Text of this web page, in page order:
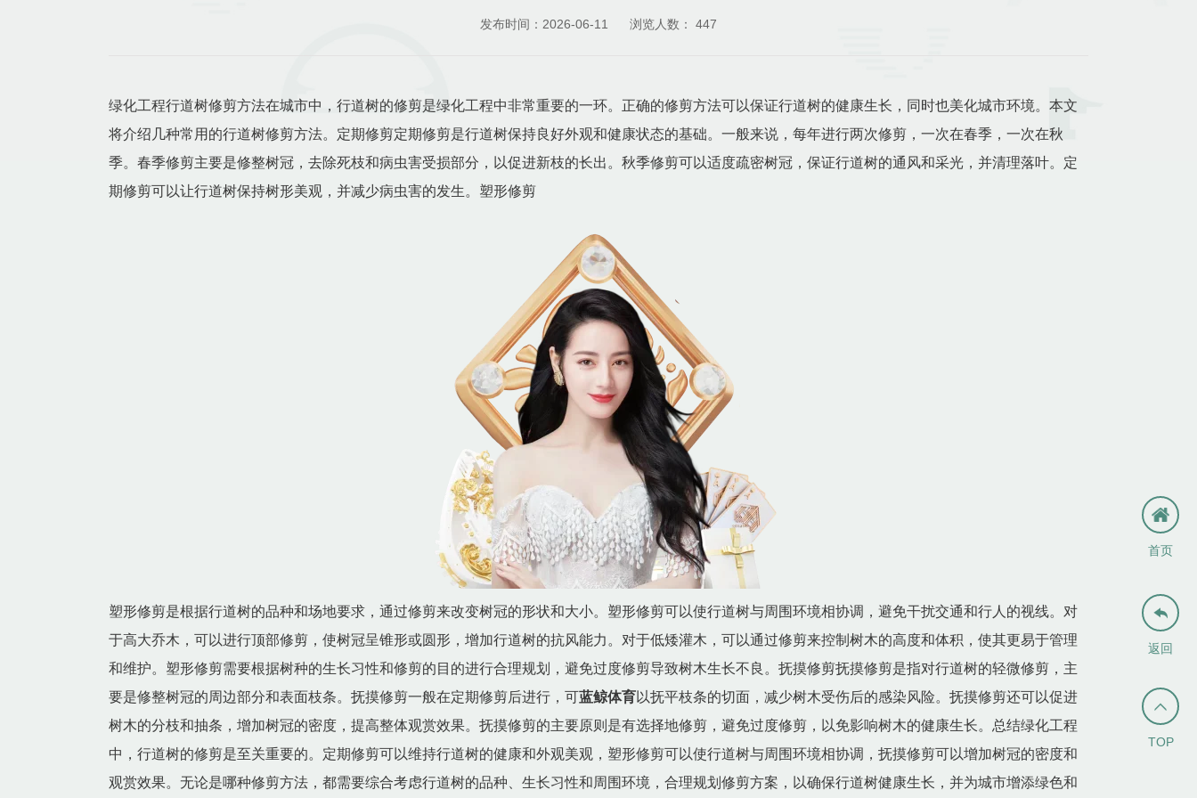
发布时间：2026-06-11 浏览人数： 447
绿化工程行道树修剪方法在城市中，行道树的修剪是绿化工程中非常重要的一环。正确的修剪方法可以保证行道树的健康生长，同时也美化城市环境。本文
将介绍几种常用的行道树修剪方法。定期修剪定期修剪是行道树保持良好外观和健康状态的基础。一般来说，每年进行两次修剪，一次在春季，一次在秋
季。春季修剪主要是修整树冠，去除死枝和病虫害受损部分，以促进新枝的长出。秋季修剪可以适度疏密树冠，保证行道树的通风和采光，并清理落叶。定
期修剪可以让行道树保持树形美观，并减少病虫害的发生。塑形修剪
塑形修剪是根据行道树的品种和场地要求，通过修剪来改变树冠的形状和大小。塑形修剪可以使行道树与周围环境相协调，避免干扰交通和行人的视线。对
于高大乔木，可以进行顶部修剪，使树冠呈锥形或圆形，增加行道树的抗风能力。对于低矮灌木，可以通过修剪来控制树木的高度和体积，使其更易于管理
和维护。塑形修剪需要根据树种的生长习性和修剪的目的进行合理规划，避免过度修剪导致树木生长不良。抚摸修剪抚摸修剪是指对行道树的轻微修剪，主
要是修整树冠的周边部分和表面枝条。抚摸修剪一般在定期修剪后进行，可蓝鲸体育以抚平枝条的切面，减少树木受伤后的感染风险。抚摸修剪还可以促进
树木的分枝和抽条，增加树冠的密度，提高整体观赏效果。抚摸修剪的主要原则是有选择地修剪，避免过度修剪，以免影响树木的健康生长。总结绿化工程
中，行道树的修剪是至关重要的。定期修剪可以维持行道树的健康和外观美观，塑形修剪可以使行道树与周围环境相协调，抚摸修剪可以增加树冠的密度和
观赏效果。无论是哪种修剪方法，都需要综合考虑行道树的品种、生长习性和周围环境，合理规划修剪方案，以确保行道树健康生长，并为城市增添绿色和
首页

TOP

返回